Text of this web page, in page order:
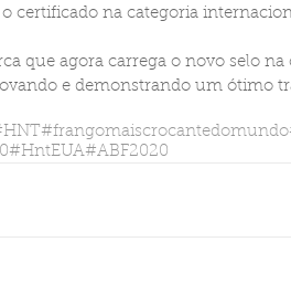
certificado na categoria
que agora carrega o novo selo
e demonstrando um ótimo
#frangomaiscrocantedomundo
#HntEUA#ABF2020